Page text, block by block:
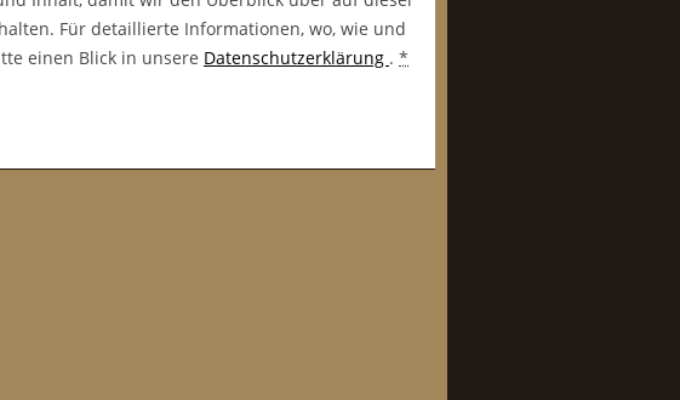
Für detaillierte Informationen, wo, wie und
einen Blick in unsere Datenschutzerklärung . *